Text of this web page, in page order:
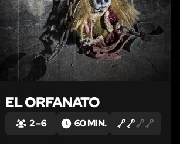
EL ORFANATO
2 – 6 60 MIN.